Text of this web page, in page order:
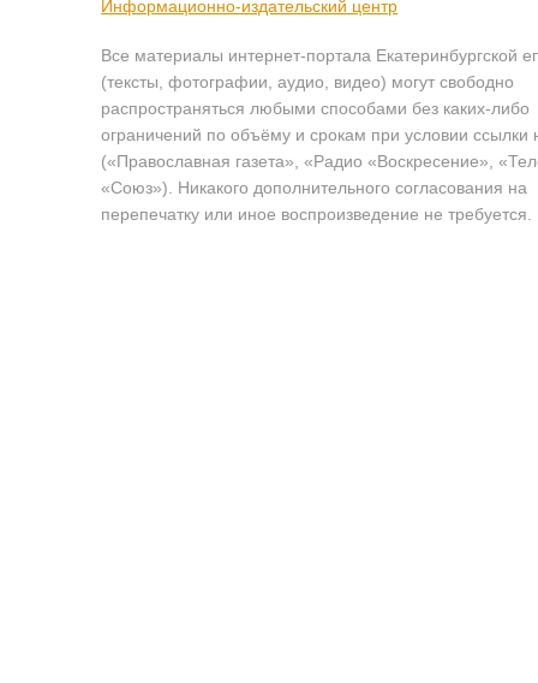
Информационно-издательский центр
Все материалы интернет-портала Екатеринбургской
(тексты, фотографии, аудио, видео) могут свободно
распространяться любыми способами без каких-либо
ограничений по объёму и срокам при условии ссылки
(«Православная газета», «Радио «Воскресение»,
«Союз»). Никакого дополнительного согласования на
перепечатку или иное воспроизведение не требуется.